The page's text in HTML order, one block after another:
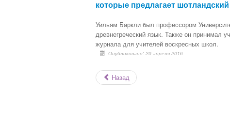
которые предлагает
Уильям Баркли был профессором
древнегреческий язык. Также он принимал
журнала для учителей воскресных школ.
Опубликовано: 20 апреля 2016
Назад